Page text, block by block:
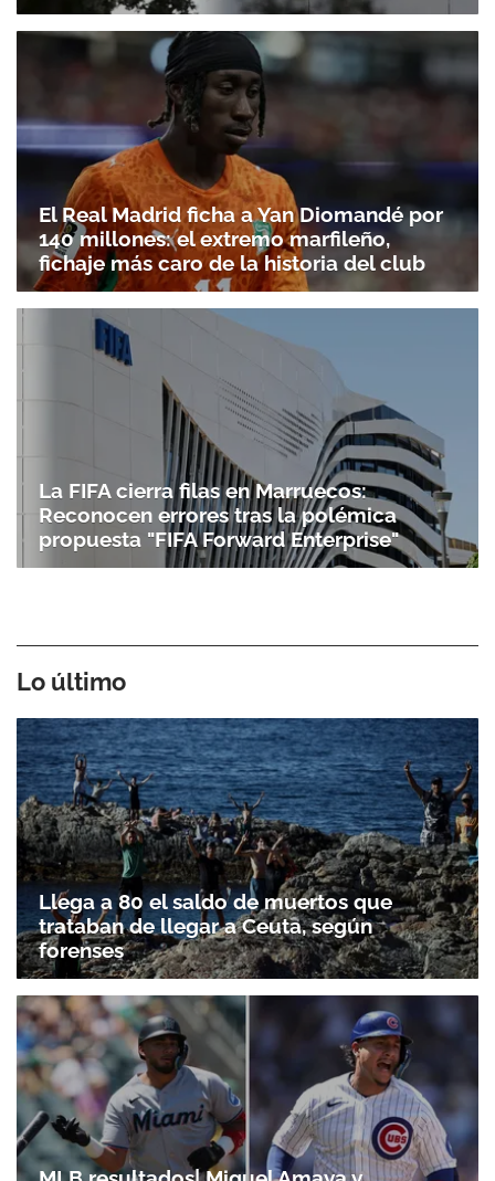
El Real Madrid ficha a Yan Diomandé por
140 millones: el extremo marfileño,
fichaje más caro de la historia del club
La FIFA cierra filas en Marruecos:
Reconocen errores tras la polémica
propuesta "FIFA Forward Enterprise"
Lo último
Llega a 80 el saldo de muertos que
trataban de llegar a Ceuta, según
forenses